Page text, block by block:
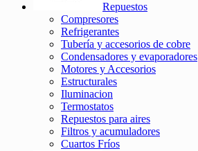
Repuestos
Compresores
Refrigerantes
Tubería y accesorios de cobre
Condensadores y evaporadores
Motores y Accesorios
Estructurales
Iluminacion
Termostatos
Repuestos para aires
Filtros y acumuladores
Cuartos Fríos